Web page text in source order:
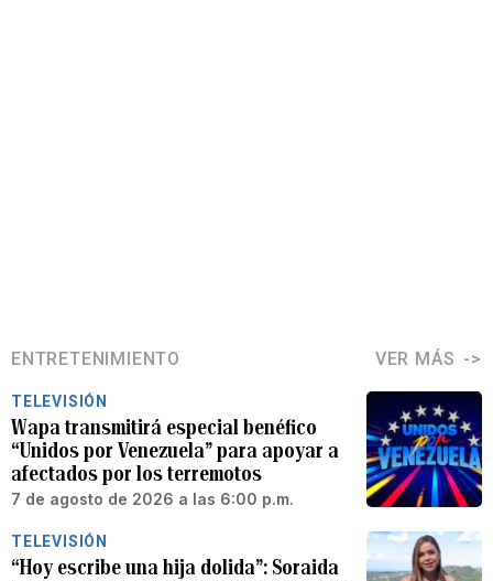
ENTRETENIMIENTO VER MÁS
TELEVISIÓN
Wapa transmitirá especial benéfico
“Unidos por Venezuela” para apoyar a
afectados por los terremotos
7 de agosto de 2026 a las 6:00 p.m.
TELEVISIÓN
“Hoy escribe una hija dolida”: Soraida